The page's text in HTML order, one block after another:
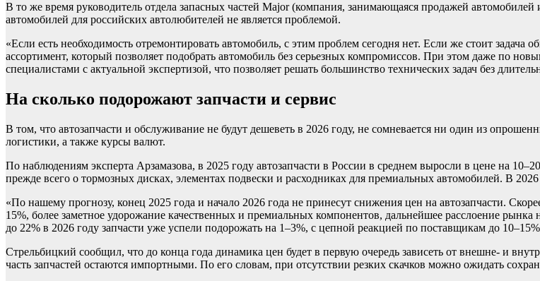
В то же время руководитель отдела запасных частей Major (компания, занимающаяся продажей
автомобилей для российских автолюбителей не является проблемой.
«Если есть необходимость отремонтировать автомобиль, с этим проблем сегодня нет. Если же стоит
ассортимент, который позволяет подобрать автомобиль без серьезных компромиссов. При этом даже по
специалистами с актуальной экспертизой, что позволяет решать большинство технических задач без
На сколько подорожают запчасти и сервис
В том, что автозапчасти и обслуживание не будут дешеветь в 2026 году, не сомневается ни один из
логистики, а также курсы валют.
По наблюдениям эксперта Арзамазова, в 2025 году автозапчасти в России в среднем выросли в цене на
прежде всего о тормозных дисках, элементах подвески и расходниках для премиальных автомобилей. В
«По нашему прогнозу, конец 2025 года и начало 2026 года не принесут снижения цен на автозапчасти.
15%, более заметное удорожание качественных и премиальных компонентов, дальнейшее расслоение
до 22% в 2026 году запчасти уже успели подорожать на 1–3%, с цепной реакцией по поставщикам до
Стрельбицкий сообщил, что до конца года динамика цен будет в первую очередь зависеть от внешне- и
часть запчастей остаются импортными. По его словам, при отсутствии резких скачков можно ожидать